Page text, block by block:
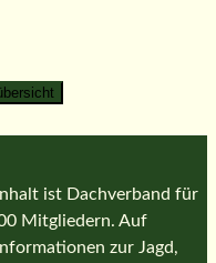
ist Dachverband für
Mitgliedern. Auf
zur Jagd,